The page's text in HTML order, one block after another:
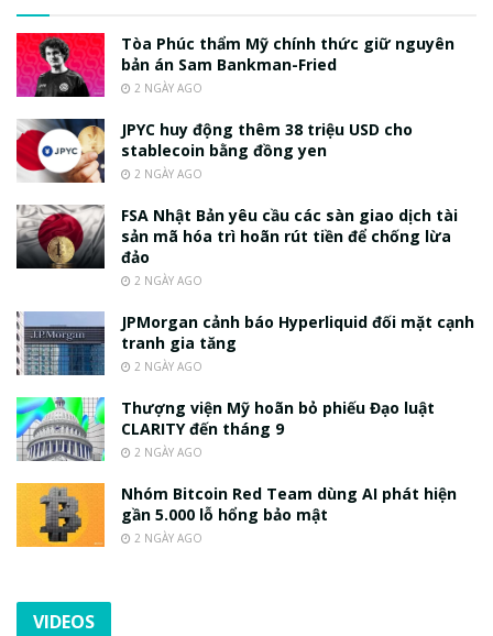
Tòa Phúc thẩm Mỹ chính thức giữ nguyên
bản án Sam Bankman-Fried
2 NGÀY AGO
JPYC huy động thêm 38 triệu USD cho
stablecoin bằng đồng yen
2 NGÀY AGO
FSA Nhật Bản yêu cầu các sàn giao dịch tài
sản mã hóa trì hoãn rút tiền để chống lừa
đảo
2 NGÀY AGO
JPMorgan cảnh báo Hyperliquid đối mặt cạnh
tranh gia tăng
2 NGÀY AGO
Thượng viện Mỹ hoãn bỏ phiếu Đạo luật
CLARITY đến tháng 9
2 NGÀY AGO
Nhóm Bitcoin Red Team dùng AI phát hiện
gần 5.000 lỗ hổng bảo mật
2 NGÀY AGO
VIDEOS